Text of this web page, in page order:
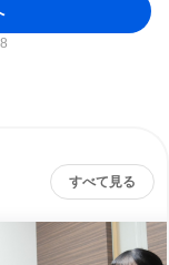
すべて見る